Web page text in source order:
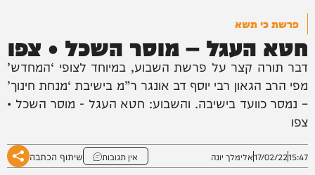
פרשת כי תשא
חטא העגל – מוסר השכל • צפו
דבר תורה קצר על פרשת השבוע, במיוחד לצופי ‘המחדש’
מפי הרב הגאון רבי יוסף דב אונגר ר”מ בישיבת ‘מנחת חינוך’
– נמסר כוועד בישיבה. והשבוע: חטא העגל - מוסר השכל •
צפו
15:47
17/02/22אלימלך יונה אין תגובות שיתוף הכתבה